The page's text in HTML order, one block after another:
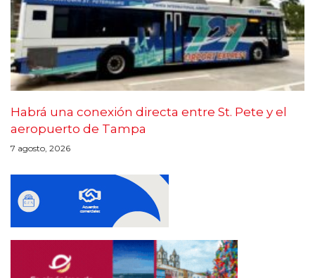
Habrá una conexión directa entre St. Pete y el
aeropuerto de Tampa
7 agosto, 2026